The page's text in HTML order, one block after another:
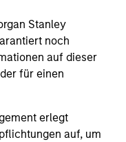
Stanley
noch
auf dieser
für einen
erlegt
auf, um
die den
für